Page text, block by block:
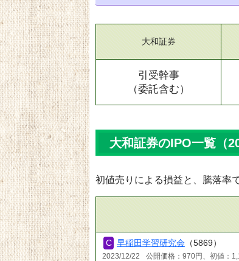
大和証券
引受幹事
（委託含む）
大和証券のIPO一覧（
初値売りによる損益と、騰落率
早稲田学習研究会 （5869）
2023/12/22 公開価格：970円、初値：